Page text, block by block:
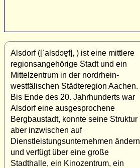
Alsdorf ([ˈalsdɔɐ̯f], ) ist eine mittlere
regionsangehörige Stadt und ein
Mittelzentrum in der nordrhein-
westfälischen Städteregion Aachen.
Bis Ende des 20. Jahrhunderts war
Alsdorf eine ausgesprochene
Bergbaustadt, konnte seine Struktur
aber inzwischen auf
Dienstleistungsunternehmen ändern
und verfügt über eine große
Stadthalle, ein Kinozentrum, ein